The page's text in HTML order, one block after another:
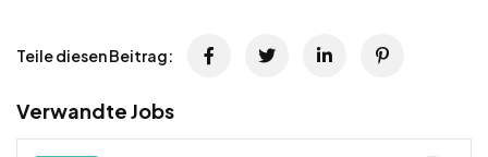
Teile diesen Beitrag:
Verwandte Jobs